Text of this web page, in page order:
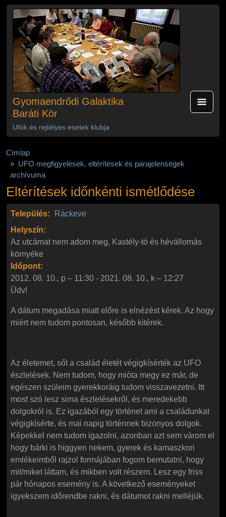
Ugrás a tartalomra
Gyomaendrődi Galaktika
Baráti Kör
Ufók és rejtélyes esetek klubja
Címlap
UFO megfigyelések, eltérítések és parajelenségek
archívuma
Eltérítések időnkénti ismétlődése
Település:
Ráckeve
Helyszín:
Az utcámat nem adom meg, Kastély-tó és hévállomás
környéke
Időpont:
2012. 08. 10., p – 11:30 - 2021. 08. 10., k – 12:27
Üdv!
A dátum megadása miatt előre is elnézést kérek. Az hogy
miért nem tudom pontosan, később kitérek.
Az életemet, sőt a család életét végigkísérték az UFO
észlelések. Nem tudom, hogy mióta megy ez már, de
egészen szüleim gyerekkoráig tudom visszavezetni. Itt
most szó lesz sima észlelésekről, és meredekebb
dolgokról is. Ez igazából egy történet ami a családunkat
végigkísérte, és mai napig történnek bizonyos dolgok.
Képekkel nem tudom igazolni, azonban azt sem várom el
hogy bárki is higgyen nekem, gyerek és kamaszkori
emlékeimből rajzol formájában fogom bemutatni, hogy
mit/miket láttam, és mikben volt részem. Lesz egy friss
pár hónapos esemény is. A következő eseményeket
igyekszem időrendbe rakni, és dátumot rakni melléjük.